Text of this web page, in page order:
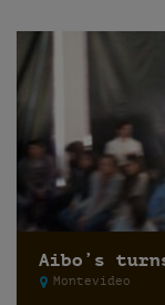
Montevideo